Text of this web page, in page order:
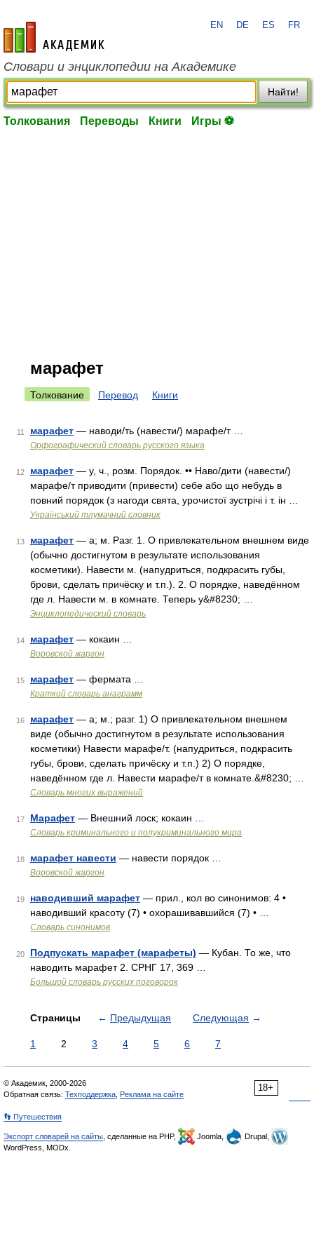
academic.ru
EN DE ES FR
Словари и энциклопедии на Академике
Найти!
Толкования Переводы Книги Игры ⚽
марафет
Толкование Перевод Книги
11 марафет — наводи/ть (навести/) марафе/т …
Орфографический словарь русского языка
12 марафет — у, ч., розм. Порядок. •• Наво/дити (навести/)
марафе/т приводити (привести) себе або що небудь в
повний порядок (з нагоди свята, урочистої зустрічі і т. ін …
Український тлумачний словник
13 марафет — а; м. Разг. 1. О привлекательном внешнем виде
(обычно достигнутом в результате использования
косметики). Навести м. (напудриться, подкрасить губы,
брови, сделать причёску и т.п.). 2. О порядке, наведённом
где л. Навести м. в комнате. Теперь у&#8230; …
Энциклопедический словарь
14 марафет — кокаин …
Воровской жаргон
15 марафет — фермата …
Краткий словарь анаграмм
16 марафет — а; м.; разг. 1) О привлекательном внешнем
виде (обычно достигнутом в результате использования
косметики) Навести марафе/т. (напудриться, подкрасить
губы, брови, сделать причёску и т.п.) 2) О порядке,
наведённом где л. Навести марафе/т в комнате.&#8230; …
Словарь многих выражений
17 Марафет — Внешний лоск; кокаин …
Словарь криминального и полукриминального мира
18 марафет навести — навести порядок …
Воровской жаргон
19 наводивший марафет — прил., кол во синонимов: 4 •
наводивший красоту (7) • охорашивавшийся (7) • …
Словарь синонимов
20 Подпускать марафет (марафеты) — Кубан. То же, что
наводить марафет 2. СРНГ 17, 369 …
Большой словарь русских поговорок
Страницы ← Предыдущая Следующая →
1 2 3 4 5 6 7
18+
© Академик, 2000-2026
Обратная связь: Техподдержка Реклама на сайте
👣 Путешествия
Экспорт словарей на сайты , сделанные на PHP, Joomla,
Drupal,
WordPress, MODx.